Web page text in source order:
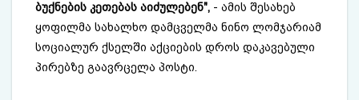
ბუქნების კეთებას აიძულებენ", - ამის შესახებ
ყოფილმა სახალხო დამცველმა ნინო ლომჯარიამ
სოციალურ ქსელში აქციების დროს დაკავებული
პირებზე გაავრცელა პოსტი.